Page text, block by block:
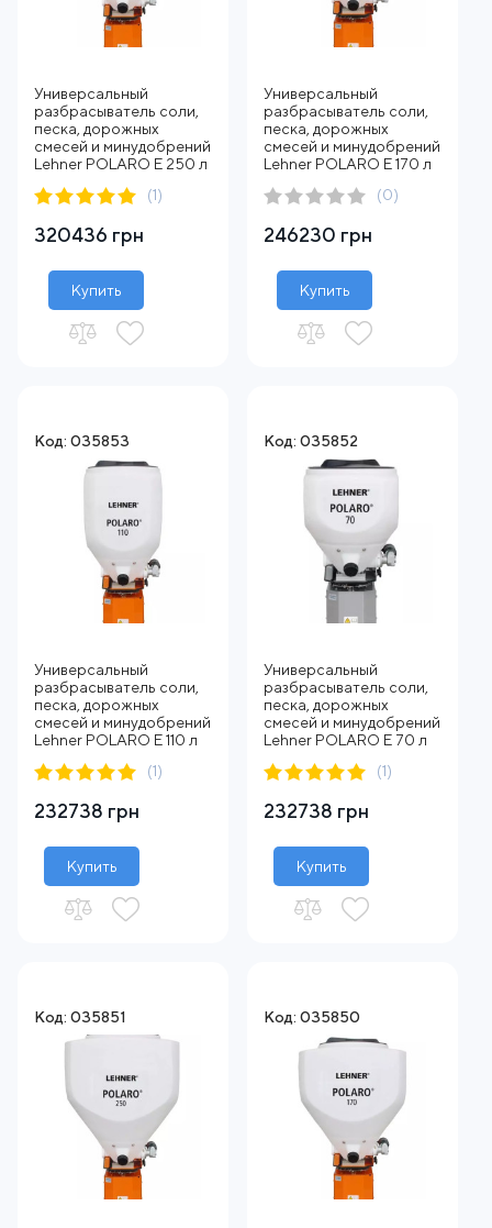
Универсальный
разбрасыватель соли,
песка, дорожных
смесей и минудобрений
Lehner POLARO E 250 л
(1)
320436 грн
Купить
Универсальный
разбрасыватель соли,
песка, дорожных
смесей и минудобрений
Lehner POLARO E 170 л
(0)
246230 грн
Купить
Код: 035853
Универсальный
разбрасыватель соли,
песка, дорожных
смесей и минудобрений
Lehner POLARO E 110 л
(1)
232738 грн
Купить
Код: 035852
Универсальный
разбрасыватель соли,
песка, дорожных
смесей и минудобрений
Lehner POLARO E 70 л
(1)
232738 грн
Купить
Код: 035851 Код: 035850